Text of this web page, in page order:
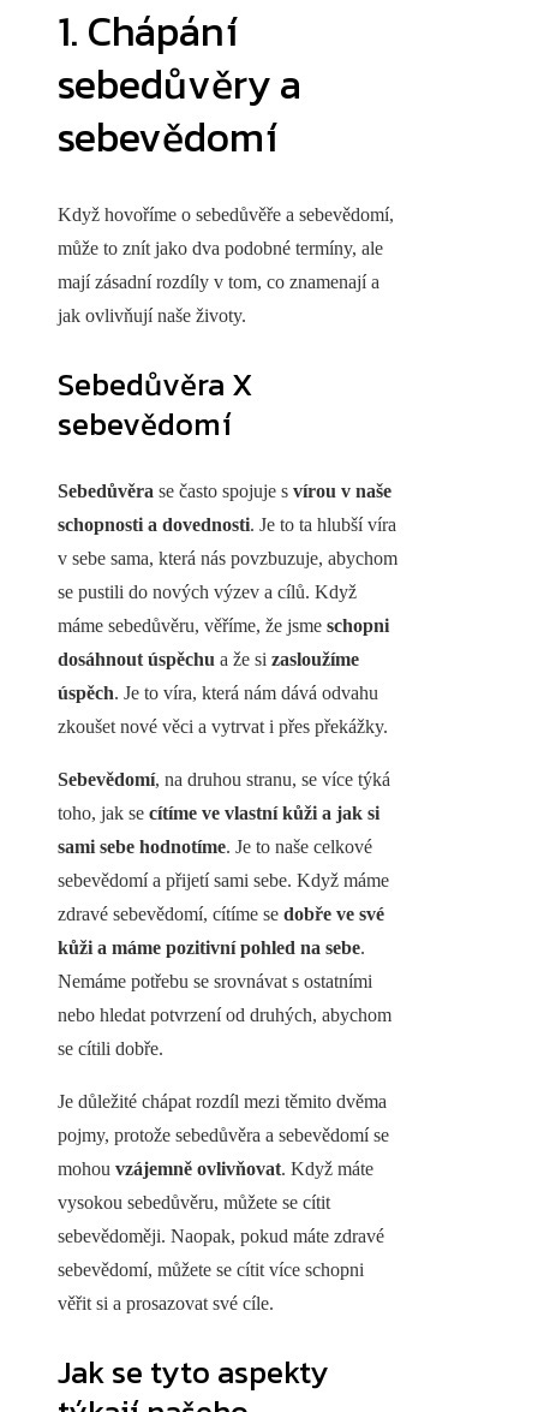
1. Chápání
sebedůvěry a
sebevědomí
Když hovoříme o sebedůvěře a sebevědomí,
může to znít jako dva podobné termíny, ale
mají zásadní rozdíly v tom, co znamenají a
jak ovlivňují naše životy.
Sebedůvěra X
sebevědomí
Sebedůvěra se často spojuje s vírou v naše
schopnosti a dovednosti. Je to ta hlubší víra
v sebe sama, která nás povzbuzuje, abychom
se pustili do nových výzev a cílů. Když
máme sebedůvěru, věříme, že jsme schopni
dosáhnout úspěchu a že si zasloužíme
úspěch. Je to víra, která nám dává odvahu
zkoušet nové věci a vytrvat i přes překážky.
Sebevědomí, na druhou stranu, se více týká
toho, jak se cítíme ve vlastní kůži a jak si
sami sebe hodnotíme. Je to naše celkové
sebevědomí a přijetí sami sebe. Když máme
zdravé sebevědomí, cítíme se dobře ve své
kůži a máme pozitivní pohled na sebe.
Nemáme potřebu se srovnávat s ostatními
nebo hledat potvrzení od druhých, abychom
se cítili dobře.
Je důležité chápat rozdíl mezi těmito dvěma
pojmy, protože sebedůvěra a sebevědomí se
mohou vzájemně ovlivňovat. Když máte
vysokou sebedůvěru, můžete se cítit
sebevědoměji. Naopak, pokud máte zdravé
sebevědomí, můžete se cítit více schopni
věřit si a prosazovat své cíle.
Jak se tyto aspekty